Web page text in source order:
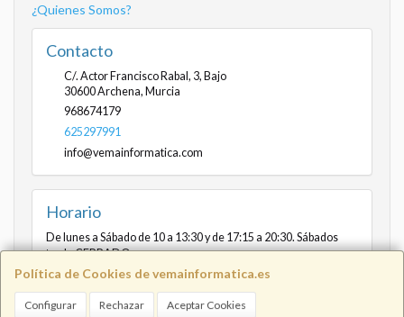
Política de Cookies de vemainformatica.es
Configurar Rechazar Aceptar Cookies
¿Quienes Somos?
Contacto
C/. Actor Francisco Rabal, 3, Bajo
30600Archena, Murcia
968674179
625297991
info@vemainformatica.com
Horario
De lunes a Sábado de 10 a 13:30 y de 17:15 a 20:30. Sábados
tarde CERRADO